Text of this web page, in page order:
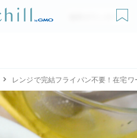
無料ダウンロード
レンジで完結フライパン不要！在宅